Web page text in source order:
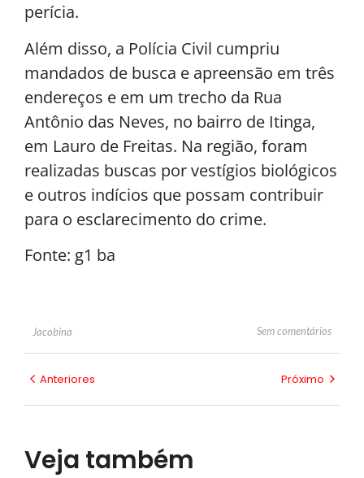
perícia.
Além disso, a Polícia Civil cumpriu
mandados de busca e apreensão em três
endereços e em um trecho da Rua
Antônio das Neves, no bairro de Itinga,
em Lauro de Freitas. Na região, foram
realizadas buscas por vestígios biológicos
e outros indícios que possam contribuir
para o esclarecimento do crime.
Fonte: g1 ba
Jacobina Sem comentários
Anteriores Próximo
Veja também